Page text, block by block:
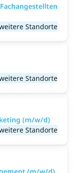
Standorte
Standorte
(m/w/d)
Standorte